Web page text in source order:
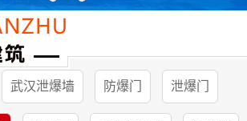
当前位置： 首页 武汉产品中心 >> 泄爆窗
武汉泄爆墙 防爆门 泄爆门